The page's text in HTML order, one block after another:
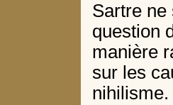
Sartre ne
question
manière
sur les